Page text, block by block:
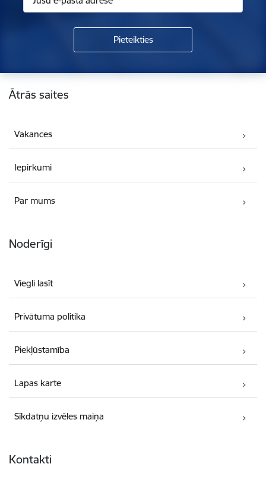
Kājene
Ātrās saites
Vakances
Iepirkumi
Par mums
Noderīgi
Viegli lasīt
Privātuma politika
Piekļūstamība
Lapas karte
Sīkdatņu izvēles maiņa
Kontakti